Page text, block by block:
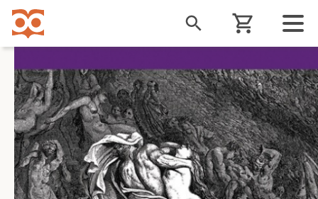
Liigu
edasi
põhisisu
juurde